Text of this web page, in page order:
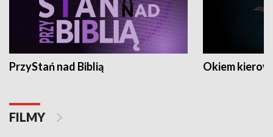
PrzyStań nad Biblią Okiem
FILMY